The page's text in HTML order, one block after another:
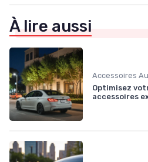
À lire aussi
Accessoires
Optimisez
accessoires